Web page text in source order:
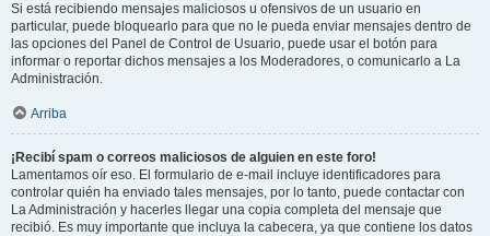
Si está recibiendo mensajes maliciosos u ofensivos de un usuario en
particular, puede bloquearlo para que no le pueda enviar mensajes dentro de
las opciones del Panel de Control de Usuario, puede usar el botón para
informar o reportar dichos mensajes a los Moderadores, o comunicarlo a La
Administración.
Arriba
¡Recibí spam o correos maliciosos de alguien en este foro!
Lamentamos oír eso. El formulario de e-mail incluye identificadores para
controlar quién ha enviado tales mensajes, por lo tanto, puede contactar con
La Administración y hacerles llegar una copia completa del mensaje que
recibió. Es muy importante que incluya la cabecera, ya que contiene los datos